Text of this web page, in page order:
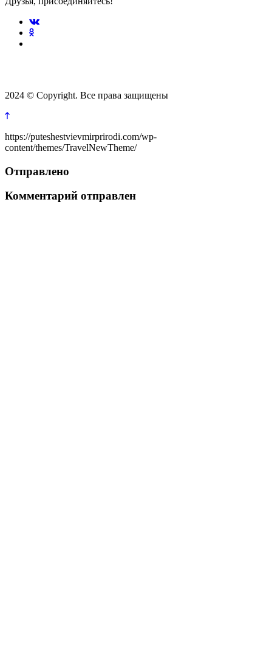
2024 © Copyright. Все права защищены
https://puteshestvievmirprirodi.com/wp-
content/themes/TravelNewTheme/
Отправлено
Комментарий отправлен